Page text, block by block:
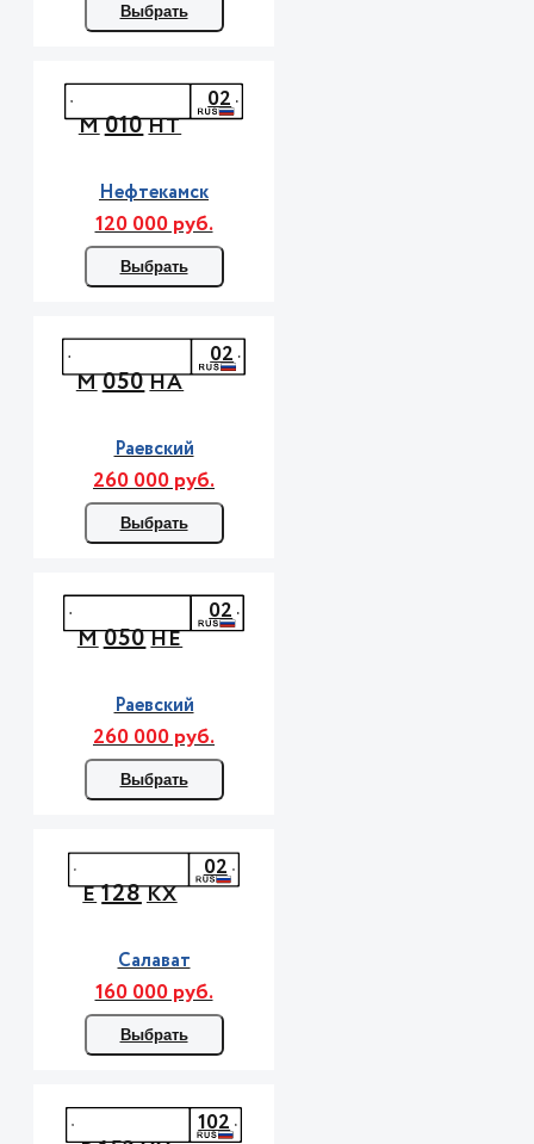
Выбрать
М010НТ
02
Нефтекамск
120 000 руб.
Выбрать
М050НА
02
Раевский
260 000 руб.
Выбрать
М050НЕ
02
Раевский
260 000 руб.
Выбрать
Е128КХ
02
Салават
160 000 руб.
Выбрать
102